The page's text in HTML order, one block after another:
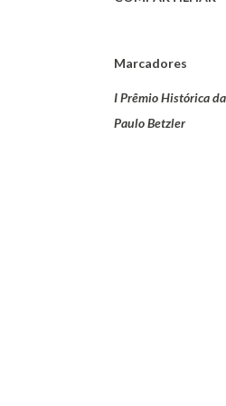
Marcadores
I Prêmio Histórica
Paulo Betzler